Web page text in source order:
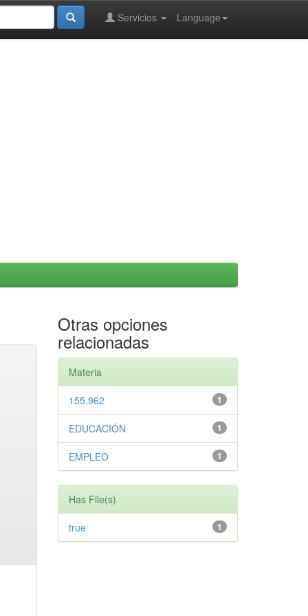
Language
Servicios
Otras opciones
relacionadas
Materia
1
155.962
1
EDUCACIÓN
1
EMPLEO
Has File(s)
1
true